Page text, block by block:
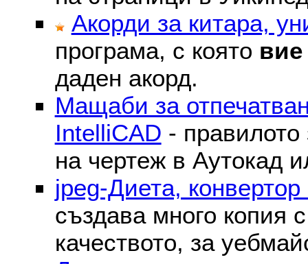
Акорди за китара,
програма, с която вие
даден акорд.
Мащаби за
IntelliCAD -
на чертеж в Аутокад
jpeg-Диета,
създава много копия
качеството, за